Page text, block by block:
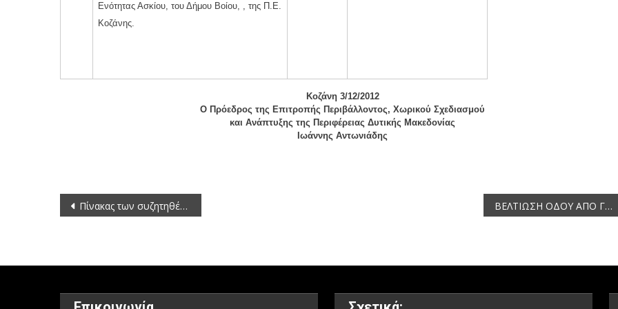
Ενότητας Ασκίου, του Δήμου Βοίου, , της Π.Ε.
Κοζάνης.
Κοζάνη 3/12/2012
Ο Πρόεδρος της Επιτροπής Περιβάλλοντος, Χωρικού Σχεδιασμού
και Ανάπτυξης της Περιφέρειας Δυτικής Μακεδονίας
Ιωάννης Αντωνιάδης
Πλοήγηση
Πίνακας των συζητηθέντων θεμάτων κατά την 7η/14-11-2012 συνεδρίαση της Επιτροπής Κοινωνικής Συνοχής της Περιφέρειας Δυτικής Μακεδονίας ΒΕΛΤΙΩΣΗ ΟΔΟΥ ΑΠΟ ΓΕΦΥΡΑ ΕΩΣ ΟΙΚΙΣΜΟ ΑΓΙΑΣ ΑΝΝΑΣ